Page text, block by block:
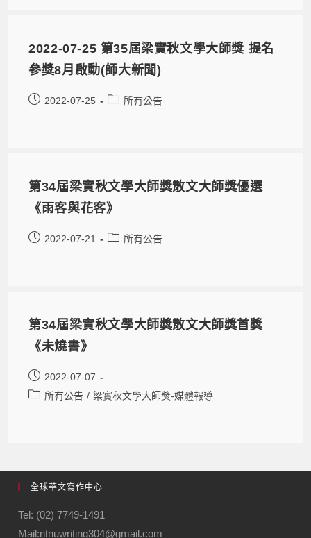
2022-07-25 第35屆梁實秋文學大師獎 提名
參獎8月啟動(師大新聞)
2022-07-25 所有公告
第34屆梁實秋文學大師獎散文大師獎優選
《雨客與花客》
2022-07-21 所有公告
第34屆梁實秋文學大師獎散文大師獎首獎
《未燒書》
2022-07-07
所有公告 / 梁實秋文學大師獎-媒體報導
全球華文寫作中心
Tel: (02) 7749-1491
Mail:ntnuwriting304@gmail.com